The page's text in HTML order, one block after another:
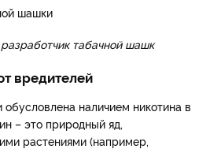
табачной шашк
вредителей
наличием никотина в
– это природный яд,
растениями (например,